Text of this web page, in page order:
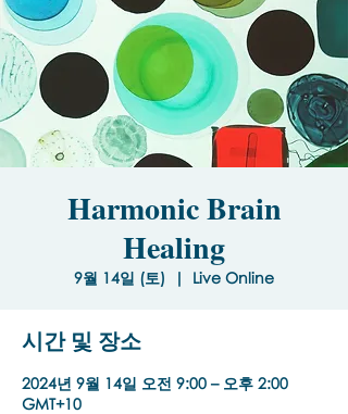
Harmonic Brain
Healing
9월 14일 (토)
  |
Live Online
시간 및 장소
2024년 9월 14일 오전 9:00 – 오후 2:00
GMT+10